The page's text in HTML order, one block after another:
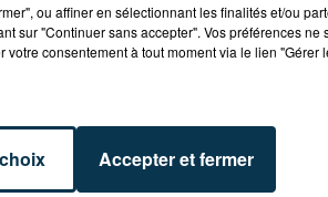
ou affiner en sélectionnant les finalités et/ou
sur "Continuer sans accepter". Vos préférences
consentement à tout moment via le lien "Gérer
Accepter et fermer